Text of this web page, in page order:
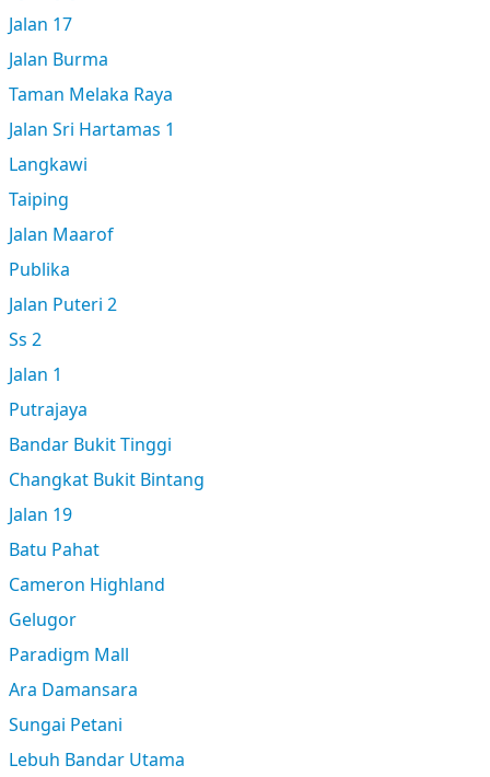
Jalan 17
Jalan Burma
Taman Melaka Raya
Jalan Sri Hartamas 1
Langkawi
Taiping
Jalan Maarof
Publika
Jalan Puteri 2
Ss 2
Jalan 1
Putrajaya
Bandar Bukit Tinggi
Changkat Bukit Bintang
Jalan 19
Batu Pahat
Cameron Highland
Gelugor
Paradigm Mall
Ara Damansara
Sungai Petani
Lebuh Bandar Utama